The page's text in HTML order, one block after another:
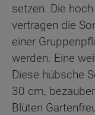
setzen. Die
vertragen die
einer
werden. Eine
Diese hübsche
30 cm,
Blüten